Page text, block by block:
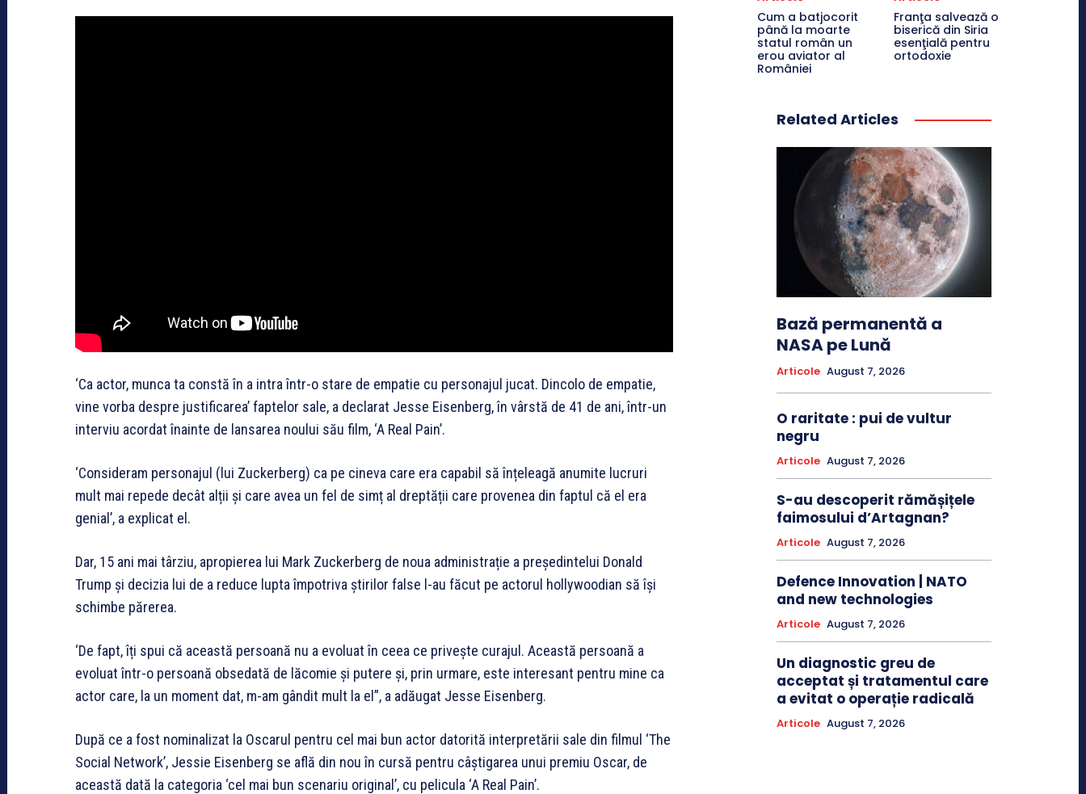
‘Ca actor, munca ta constă în a intra într-o stare de empatie cu personajul jucat. Dincolo de empatie,
vine vorba despre justificarea’ faptelor sale, a declarat Jesse Eisenberg, în vârstă de 41 de ani, într-un
interviu acordat înainte de lansarea noului său film, ‘A Real Pain’.
‘Consideram personajul (lui Zuckerberg) ca pe cineva care era capabil să înțeleagă anumite lucruri
mult mai repede decât alții și care avea un fel de simț al dreptății care provenea din faptul că el era
genial’, a explicat el.
Dar, 15 ani mai târziu, apropierea lui Mark Zuckerberg de noua administrație a președintelui Donald
Trump și decizia lui de a reduce lupta împotriva știrilor false l-au făcut pe actorul hollywoodian să își
schimbe părerea.
‘De fapt, îți spui că această persoană nu a evoluat în ceea ce privește curajul. Această persoană a
evoluat într-o persoană obsedată de lăcomie și putere și, prin urmare, este interesant pentru mine ca
actor care, la un moment dat, m-am gândit mult la el”, a adăugat Jesse Eisenberg.
După ce a fost nominalizat la Oscarul pentru cel mai bun actor datorită interpretării sale din filmul ‘The
Social Network’, Jessie Eisenberg se află din nou în cursă pentru câștigarea unui premiu Oscar, de
această dată la categoria ‘cel mai bun scenariu original’, cu pelicula ‘A Real Pain’.
Cum a batjocorit
până la moarte
statul român un
erou aviator al
României
Franţa salvează o
biserică din Siria
esenţială pentru
ortodoxie
Related Articles
Bază permanentă a
NASA pe Lună
Articole August 7, 2026
O raritate : pui de vultur
negru
Articole August 7, 2026
S-au descoperit rămășițele
faimosului d’Artagnan?
Articole August 7, 2026
Defence Innovation | NATO
and new technologies
Articole August 7, 2026
Un diagnostic greu de
acceptat și tratamentul care
a evitat o operație radicală
Articole August 7, 2026